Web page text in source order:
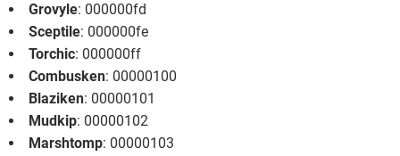
Grovyle: 000000fd
Sceptile: 000000fe
Torchic: 000000ff
Combusken: 00000100
Blaziken: 00000101
Mudkip: 00000102
Marshtomp: 00000103